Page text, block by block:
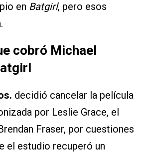
en Batgirl, pero esos
cobró Michael
decidió cancelar la película
por Leslie Grace, el
Fraser, por cuestiones
el estudio recuperó un